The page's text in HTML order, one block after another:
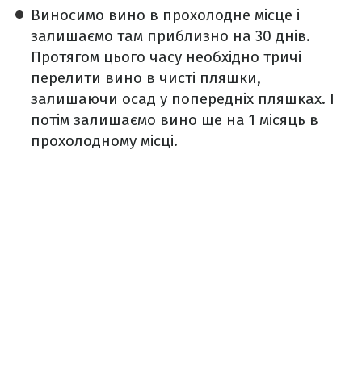
Виносимо вино в прохолодне місце і
залишаємо там приблизно на 30 днів.
Протягом цього часу необхідно тричі
перелити вино в чисті пляшки,
залишаючи осад у попередніх пляшках. І
потім залишаємо вино ще на 1 місяць в
прохолодному місці.